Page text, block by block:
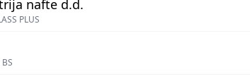
nafte d.d.
PLUS